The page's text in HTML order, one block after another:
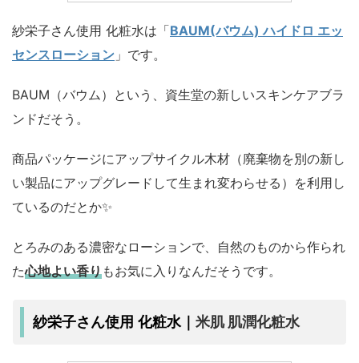
紗栄子さん使用 化粧水は「BAUM(バウム) ハイドロ エッ
センスローション 」です。
BAUM（バウム）という、資生堂の新しいスキンケアブラ
ンドだそう。
商品パッケージにアップサイクル木材（廃棄物を別の新し
い製品にアップグレードして生まれ変わらせる）を利用し
ているのだとか✨
とろみのある濃密なローションで、自然のものから作られ
た心地よい香りもお気に入りなんだそうです。
紗栄子さん使用 化粧水｜米肌 肌潤化粧水